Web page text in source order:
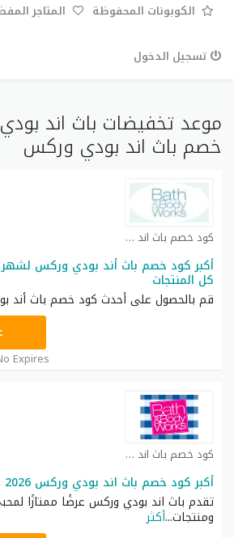
الكوبونات المحفوظة المتاجر
تسجيل الدخول
خصم باث اند بودي وركس
كود خصم باث اند بودي كوبون
أكبر كود خصم باث أند بودي وركس
كل المنتجات
قم بالحصول على أحدث كود خصم باث أند
Expires
كود خصم باث اند بودي كوبون
أكبر كود خصم باث اند بودي وركس 2026 على كل المنتجات
تقدم باث اند بودي وركس عرضًا ممتازًا
ومنتجات...أكثر